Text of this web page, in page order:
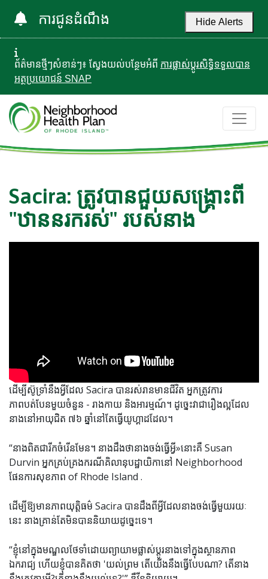
ការជូនដំណឹង Hide Alerts
ព័ត៌មានថ្មីៗសំខាន់ៗ៖ ស្វែងយល់បន្ថែមអំពី ការផ្លាស់ប្តូរសិទ្ធិទទួលបាន
អត្ថប្រយោជន៍ SNAP
Sacira: ត្រូវបានជួយសង្គ្រោះពី
"ឋាននរករស់" របស់នាង
ដើម្បីស៊ូទ្រាំនឹងអ្វីដែល Sacira បានរស់រានមានជីវិត អ្នកត្រូវការ
ភាពបត់បែនមួយចំនួន - រាងកាយ និងអារម្មណ៍។ ដូច្នេះ​វា​ជា​រឿង​ល្អ​ដែល​
នាង​នៅ​អាយុ​ជិត ៧៦ ឆ្នាំ​នៅ​តែ​ធ្វើ​យូហ្គា​ដដែល។
“នាងពិតជារីកចំរើនមែន។ នាង​ដឹង​ថា​នាង​ចង់​ធ្វើ​អ្វី​»​នោះ​គឺ Susan
Durvin អ្នក​គ្រប់គ្រង​ករណី​គិលានុបដ្ឋាយិកា​នៅ Neighborhood
ផែនការសុខភាព of Rhode Island .
ដើម្បីឱ្យមានភាពយុត្តិធម៌ Sacira បានដឹងពីអ្វីដែលនាងចង់ធ្វើមួយរយៈ
នេះ នាងគ្រាន់តែមិនបាននិយាយដូច្នេះទេ។
“ខ្ញុំ​នៅ​ក្នុង​មណ្ឌល​ថែទាំ​ដោយ​ព្យាយាម​ផ្លាស់​ប្តូរ​នាង​ទៅ​ក្នុង​ស្ថានភាព​
ឯករាជ្យ ហើយ​ខ្ញុំ​បាន​គិត​ថា 'យល់ព្រម តើ​យើង​នឹង​ធ្វើ​បែប​ណា? តើនាង